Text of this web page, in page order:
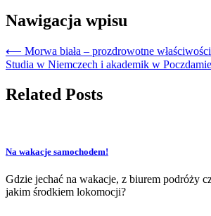
Nawigacja wpisu
⟵ Morwa biała – prozdrowotne
Studia w Niemczech i akademik w Poczdamie
Related Posts
Na wakacje samochodem!
Gdzie jechać na wakacje, z biurem podróży
jakim środkiem lokomocji?